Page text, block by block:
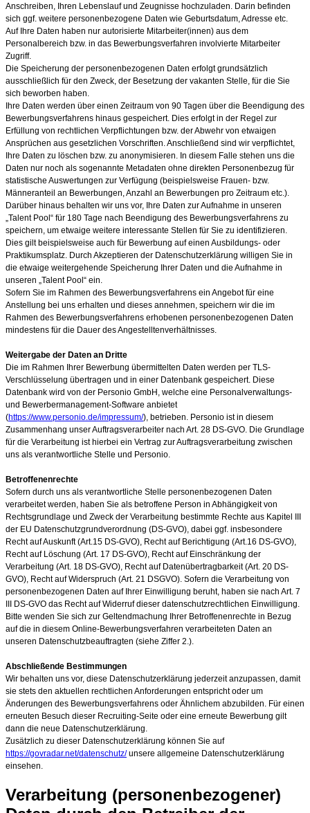
Anschreiben, Ihren Lebenslauf und Zeugnisse hochzuladen. Darin befinden
sich ggf. weitere personenbezogene Daten wie Geburtsdatum, Adresse etc.
Auf Ihre Daten haben nur autorisierte Mitarbeiter(innen) aus dem
Personalbereich bzw. in das Bewerbungsverfahren involvierte Mitarbeiter
Zugriff.
Die Speicherung der personenbezogenen Daten erfolgt grundsätzlich
ausschließlich für den Zweck, der Besetzung der vakanten Stelle, für die Sie
sich beworben haben.
Ihre Daten werden über einen Zeitraum von 90 Tagen über die Beendigung des
Bewerbungsverfahrens hinaus gespeichert. Dies erfolgt in der Regel zur
Erfüllung von rechtlichen Verpflichtungen bzw. der Abwehr von etwaigen
Ansprüchen aus gesetzlichen Vorschriften. Anschließend sind wir verpflichtet,
Ihre Daten zu löschen bzw. zu anonymisieren. In diesem Falle stehen uns die
Daten nur noch als sogenannte Metadaten ohne direkten Personenbezug für
statistische Auswertungen zur Verfügung (beispielsweise Frauen- bzw.
Männeranteil an Bewerbungen, Anzahl an Bewerbungen pro Zeitraum etc.).
Darüber hinaus behalten wir uns vor, Ihre Daten zur Aufnahme in unseren
„Talent Pool“ für 180 Tage nach Beendigung des Bewerbungsverfahrens zu
speichern, um etwaige weitere interessante Stellen für Sie zu identifizieren.
Dies gilt beispielsweise auch für Bewerbung auf einen Ausbildungs- oder
Praktikumsplatz. Durch Akzeptieren der Datenschutzerklärung willigen Sie in
die etwaige weitergehende Speicherung Ihrer Daten und die Aufnahme in
unseren „Talent Pool“ ein.
Sofern Sie im Rahmen des Bewerbungsverfahrens ein Angebot für eine
Anstellung bei uns erhalten und dieses annehmen, speichern wir die im
Rahmen des Bewerbungsverfahrens erhobenen personenbezogenen Daten
mindestens für die Dauer des Angestelltenverhältnisses.
Weitergabe der Daten an Dritte
Die im Rahmen Ihrer Bewerbung übermittelten Daten werden per TLS-
Verschlüsselung übertragen und in einer Datenbank gespeichert. Diese
Datenbank wird von der Personio GmbH, welche eine Personalverwaltungs-
und Bewerbermanagement-Software anbietet
(https://www.personio.de/impressum/), betrieben. Personio ist in diesem
Zusammenhang unser Auftragsverarbeiter nach Art. 28 DS-GVO. Die Grundlage
für die Verarbeitung ist hierbei ein Vertrag zur Auftragsverarbeitung zwischen
uns als verantwortliche Stelle und Personio.
Betroffenenrechte
Sofern durch uns als verantwortliche Stelle personenbezogenen Daten
verarbeitet werden, haben Sie als betroffene Person in Abhängigkeit von
Rechtsgrundlage und Zweck der Verarbeitung bestimmte Rechte aus Kapitel III
der EU Datenschutzgrundverordnung (DS-GVO), dabei ggf. insbesondere
Recht auf Auskunft (Art.15 DS-GVO), Recht auf Berichtigung (Art.16 DS-GVO),
Recht auf Löschung (Art. 17 DS-GVO), Recht auf Einschränkung der
Verarbeitung (Art. 18 DS-GVO), Recht auf Datenübertragbarkeit (Art. 20 DS-
GVO), Recht auf Widerspruch (Art. 21 DSGVO). Sofern die Verarbeitung von
personenbezogenen Daten auf Ihrer Einwilligung beruht, haben sie nach Art. 7
III DS-GVO das Recht auf Widerruf dieser datenschutzrechtlichen Einwilligung.
Bitte wenden Sie sich zur Geltendmachung Ihrer Betroffenenrechte in Bezug
auf die in diesem Online-Bewerbungsverfahren verarbeiteten Daten an
unseren Datenschutzbeauftragten (siehe Ziffer 2.).
Abschließende Bestimmungen
Wir behalten uns vor, diese Datenschutzerklärung jederzeit anzupassen, damit
sie stets den aktuellen rechtlichen Anforderungen entspricht oder um
Änderungen des Bewerbungsverfahrens oder Ähnlichem abzubilden. Für einen
erneuten Besuch dieser Recruiting-Seite oder eine erneute Bewerbung gilt
dann die neue Datenschutzerklärung.
Zusätzlich zu dieser Datenschutzerklärung können Sie auf
https://govradar.net/datenschutz/unsere allgemeine Datenschutzerklärung
einsehen.
Verarbeitung (personenbezogener)